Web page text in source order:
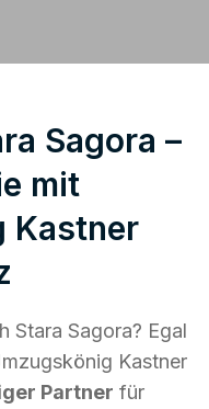
Sagora –
mit
Kastner
Stara Sagora? Egal
Kastner
Partner für